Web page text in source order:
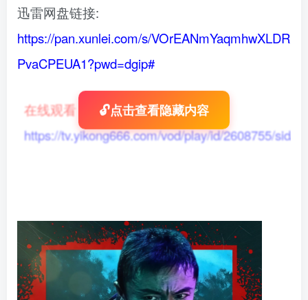
迅雷网盘链接:
https://pan.xunlei.com/s/VOrEANmYaqmhwXLDR
PvaCPEUA1?pwd=dgip#
在线观看
https://tv.yikong666.com/vod/play/id/2608755/sid/
🔓点击查看隐藏内容